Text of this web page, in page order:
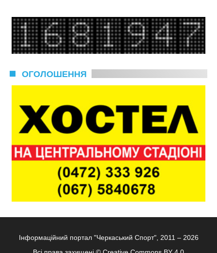
ОГОЛОШЕННЯ
Інформаційний портал "Черкаський Спорт", 2011 – 2026